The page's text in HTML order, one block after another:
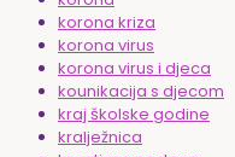
korona kriza
korona virus
korona virus i djeca
kounikacija s djecom
kraj školske godine
kralježnica